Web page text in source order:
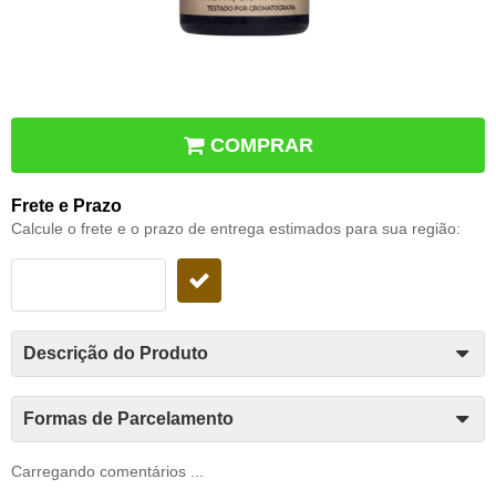
COMPRAR
Frete e Prazo
Calcule o frete e o prazo de entrega estimados para sua região:
Descrição do Produto
Formas de Parcelamento
Carregando comentários ...